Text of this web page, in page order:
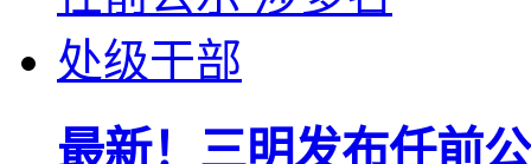
最新！三明发布任前